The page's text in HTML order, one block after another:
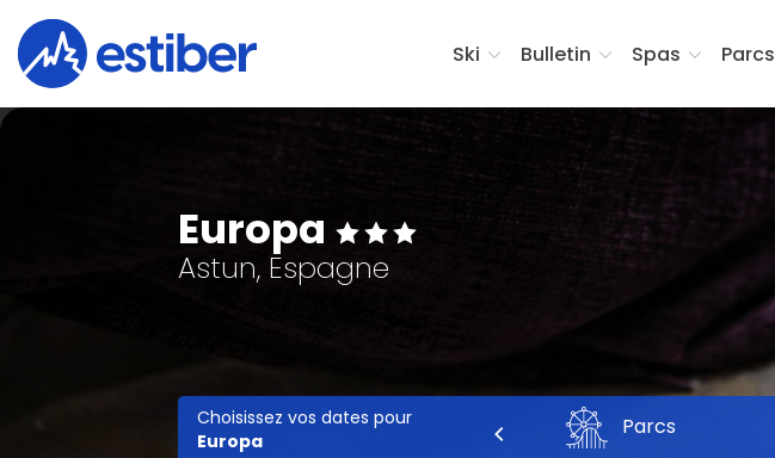
Ski Bulletin Spas Parcs
Europa
Astun, Espagne
Choisissez vos dates pour
Europa
Parcs